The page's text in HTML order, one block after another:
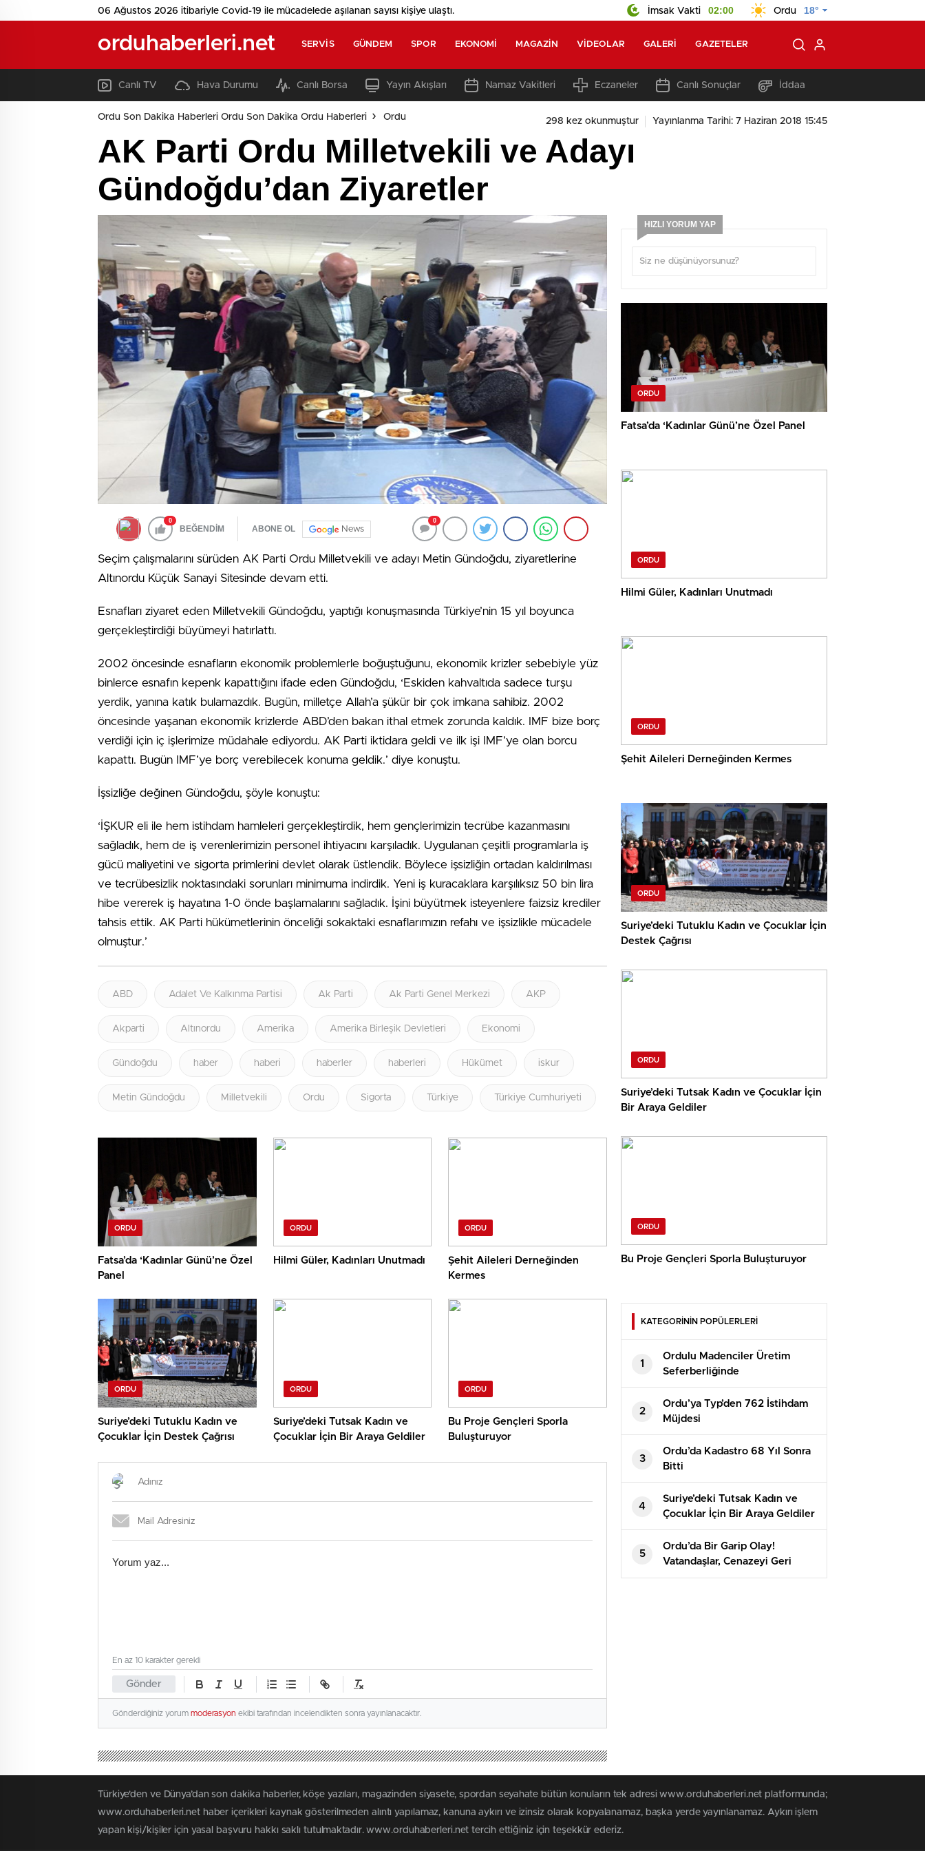
06 Ağustos 2026 itibariyle Covid-19 ile mücadelede aşılanan sayısı kişiye ulaştı. İmsak Vakti 02:00 Ordu 18°
orduhaberleri.net SERVIS GÜNDEM SPOR EKONOMI MAGAZIN VIDEOLAR GALERI GAZETELER
Canlı TV Hava Durumu Canlı Borsa Yayın Akışları Namaz Vakitleri Eczaneler Canlı Sonuçlar İddaa
Ordu Son Dakika Haberleri Ordu Son Dakika Ordu Haberleri Ordu 298 kez okunmuştur Yayınlanma Tarihi: 7 Haziran 2018 15:45
AK Parti Ordu Milletvekili ve Adayı
Gündoğdu’dan Ziyaretler
0
BEĞENDİM ABONE OL News
0
Seçim çalışmalarını sürüden AK Parti Ordu Milletvekili ve adayı Metin Gündoğdu, ziyaretlerine
Altınordu Küçük Sanayi Sitesinde devam etti.
Esnafları ziyaret eden Milletvekili Gündoğdu, yaptığı konuşmasında Türkiye’nin 15 yıl boyunca
gerçekleştirdiği büyümeyi hatırlattı.
2002 öncesinde esnafların ekonomik problemlerle boğuştuğunu, ekonomik krizler sebebiyle yüz
binlerce esnafın kepenk kapattığını ifade eden Gündoğdu, ‘Eskiden kahvaltıda sadece turşu
yerdik, yanına katık bulamazdık. Bugün, milletçe Allah’a şükür bir çok imkana sahibiz. 2002
öncesinde yaşanan ekonomik krizlerde ABD’den bakan ithal etmek zorunda kaldık. IMF bize borç
verdiği için iç işlerimize müdahale ediyordu. AK Parti iktidara geldi ve ilk işi IMF’ye olan borcu
kapattı. Bugün IMF’ye borç verebilecek konuma geldik.’ diye konuştu.
İşsizliğe değinen Gündoğdu, şöyle konuştu:
‘İŞKUR eli ile hem istihdam hamleleri gerçekleştirdik, hem gençlerimizin tecrübe kazanmasını
sağladık, hem de iş verenlerimizin personel ihtiyacını karşıladık. Uygulanan çeşitli programlarla iş
gücü maliyetini ve sigorta primlerini devlet olarak üstlendik. Böylece işsizliğin ortadan kaldırılması
ve tecrübesizlik noktasındaki sorunları minimuma indirdik. Yeni iş kuracaklara karşılıksız 50 bin lira
hibe vererek iş hayatına 1-0 önde başlamalarını sağladık. İşini büyütmek isteyenlere faizsiz krediler
tahsis ettik. AK Parti hükümetlerinin önceliği sokaktaki esnaflarımızın refahı ve işsizlikle mücadele
olmuştur.’
ABD Adalet Ve Kalkınma Partisi Ak Parti Ak Parti Genel Merkezi AKP
Akparti Altınordu Amerika Amerika Birleşik Devletleri Ekonomi
Gündoğdu haber haberi haberler haberleri Hükümet iskur
Metin Gündoğdu Milletvekili Ordu Sigorta Türkiye Türkiye Cumhuriyeti
ORDU
Fatsa’da ‘Kadınlar Günü’ne Özel
Panel
ORDU
Hilmi Güler, Kadınları Unutmadı
ORDU
Şehit Aileleri Derneğinden
Kermes
ORDU
Suriye’deki Tutuklu Kadın ve
Çocuklar İçin Destek Çağrısı
ORDU
Suriye’deki Tutsak Kadın ve
Çocuklar İçin Bir Araya Geldiler
ORDU
Bu Proje Gençleri Sporla
Buluşturuyor
Gönder
En az 10 karakter gerekli
Gönderdiğiniz yorum moderasyon ekibi tarafından incelendikten sonra yayınlanacaktır.
HIZLI YORUM YAP
ORDU
Fatsa’da ‘Kadınlar Günü’ne Özel Panel
ORDU
Hilmi Güler, Kadınları Unutmadı
ORDU
Şehit Aileleri Derneğinden Kermes
ORDU
Suriye’deki Tutuklu Kadın ve Çocuklar İçin
Destek Çağrısı
ORDU
Suriye’deki Tutsak Kadın ve Çocuklar İçin
Bir Araya Geldiler
ORDU
Bu Proje Gençleri Sporla Buluşturuyor
KATEGORİNİN POPÜLERLERİ
1
Ordulu Madenciler Üretim
Seferberliğinde
2
Ordu’ya Typ’den 762 İstihdam
Müjdesi
3
Ordu’da Kadastro 68 Yıl Sonra
Bitti
4
Suriye’deki Tutsak Kadın ve
Çocuklar İçin Bir Araya Geldiler
5
Ordu’da Bir Garip Olay!
Vatandaşlar, Cenazeyi Geri
Çıkartmak Kaydıyla
Türkiye'den ve Dünya’dan son dakika haberler, köşe yazıları, magazinden siyasete, spordan seyahate bütün konuların tek adresi www.orduhaberleri.net platformunda;
www.orduhaberleri.net haber içerikleri kaynak gösterilmeden alıntı yapılamaz, kanuna aykırı ve izinsiz olarak kopyalanamaz, başka yerde yayınlanamaz. Aykırı işlem
yapan kişi/kişiler için yasal başvuru hakkı saklı tutulmaktadır. www.orduhaberleri.net tercih ettiğiniz için teşekkür ederiz.